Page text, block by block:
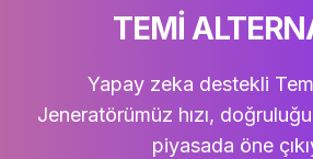
TEMI
Yapay zeka destekli
Jeneratörümüz hızı,
piyasada öne